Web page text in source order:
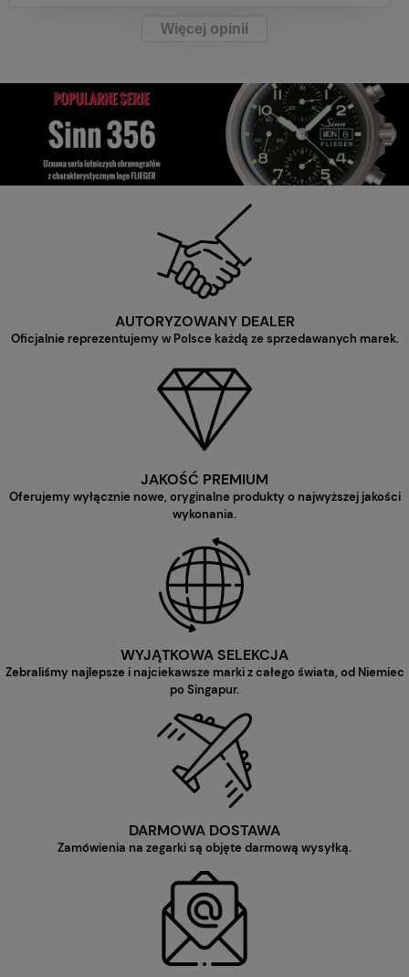
Więcej opinii
AUTORYZOWANY DEALER
Oficjalnie reprezentujemy w Polsce każdą ze sprzedawanych marek.
JAKOŚĆ PREMIUM
Oferujemy wyłącznie nowe, oryginalne produkty o najwyższej jakości
wykonania.
WYJĄTKOWA SELEKCJA
Zebraliśmy najlepsze i najciekawsze marki z całego świata, od Niemiec
po Singapur.
DARMOWA DOSTAWA
Zamówienia na zegarki są objęte darmową wysyłką.